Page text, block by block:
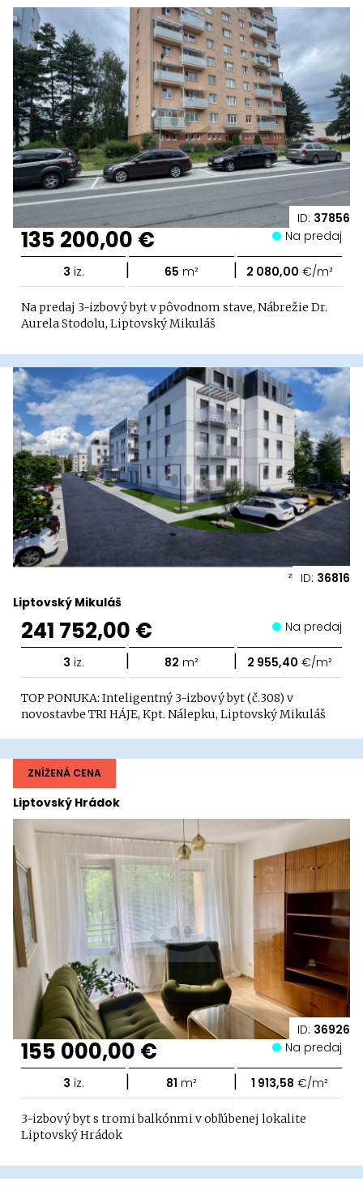
ID: 37856
135 200,00 € Na predaj
3 iz. | 65 m² | 2 080,00 €/m²
Na predaj 3-izbový byt v pôvodnom stave, Nábrežie Dr.
Aurela Stodolu, Liptovský Mikuláš
ID: 36816
Liptovský Mikuláš
241 752,00 € Na predaj
3 iz. | 82 m² | 2 955,40 €/m²
TOP PONUKA: Inteligentný 3-izbový byt (č.308) v
novostavbe TRI HÁJE, Kpt. Nálepku, Liptovský Mikuláš
ID: 36926
Liptovský Hrádok
ZNÍŽENÁ CENA
155 000,00 € Na predaj
3 iz. | 81 m² | 1 913,58 €/m²
3-izbový byt s tromi balkónmi v obľúbenej lokalite
Liptovský Hrádok